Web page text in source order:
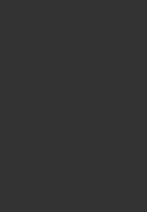
SEE MORE OPTIONS
プシャイン